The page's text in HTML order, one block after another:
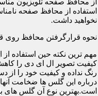
از محافظ صفحه تلویزیون
استفاده از محافظ صفحه
نخواهید داشت.
نحوه قرارگرفتن محافظ روی
مهم ترین نکته حین استفاده
کیفیت تصویر ال ای دی را
رنگ نداده و کیفیت خود را از
درباره این گلس ها ضخامت
است.بهترین نوع آن گلس های با ضخامت 3